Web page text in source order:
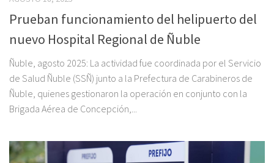
Prueban funcionamiento del helipuerto del
nuevo Hospital Regional de Ñuble
Ñuble, agosto 2025: La actividad fue coordinada por el Servicio
de Salud Ñuble (SSÑ) junto a la Prefectura de Carabineros de
Ñuble, quienes gestionaron la operación en conjunto con la
Brigada Aérea de Concepción,...